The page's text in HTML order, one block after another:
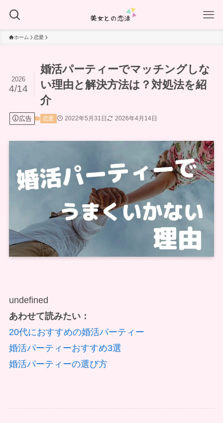
ホーム 恋愛
婚活パーティーでマッチングしな
い理由と解決方法は？対処法を紹
介
2026
4/14
広告 恋愛 2022年5月31日 2026年4月14日
undefined
あわせて読みたい：
20代におすすめの婚活パーティー
婚活パーティーおすすめ3選
婚活パーティーの選び方